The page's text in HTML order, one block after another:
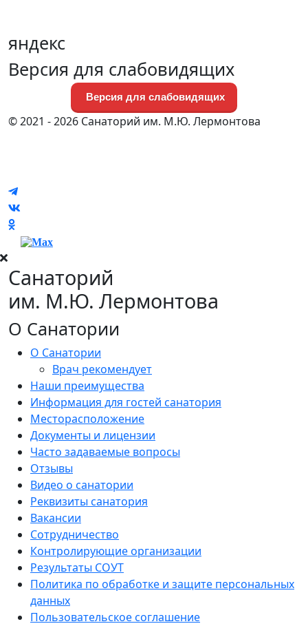
яндекс
Версия для слабовидящих
Версия для слабовидящих
© 2021 - 2026 Санаторий им. М.Ю. Лермонтова
Санаторий
им. М.Ю. Лермонтова
О Санатории
О Санатории
Врач рекомендует
Наши преимущества
Информация для гостей санатория
Месторасположение
Документы и лицензии
Часто задаваемые вопросы
Отзывы
Видео о санатории
Реквизиты санатория
Вакансии
Сотрудничество
Контролирующие организации
Результаты СОУТ
Политика по обработке и защите персональных
данных
Пользовательское соглашение